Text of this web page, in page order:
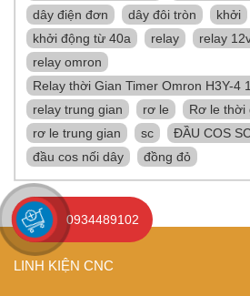
dây điện đơn
dây đôi tròn khởi
khởi động từ 40a
relay relay
relay omron
Relay thời Gian Timer Omron H3Y-4
relay trung gian
rơ le
Rơ le thời
rơ le trung gian
sc ĐẦU COS
đầu cos nối dây
đồng đỏ
LINH KIỆN CNC
0934489102